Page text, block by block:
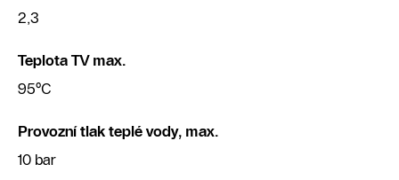
2,3
Teplota TV max.
95°C
Provozní tlak teplé vody, max.
10 bar